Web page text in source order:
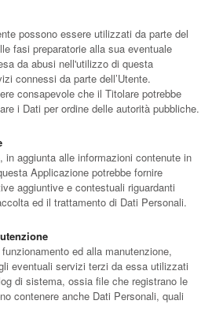
possono essere utilizzati da parte del
fasi preparatorie alla sua eventuale
da abusi nell'utilizzo di questa
connessi da parte dell’Utente.
consapevole che il Titolare potrebbe
i Dati per ordine delle autorità pubbliche.
in aggiunta alle informazioni contenute in
Applicazione potrebbe fornire
aggiuntive e contestuali riguardanti
ed il trattamento di Dati Personali.
ed alla manutenzione,
eventuali servizi terzi da essa utilizzati
di sistema, ossia file che registrano le
contenere anche Dati Personali, quali